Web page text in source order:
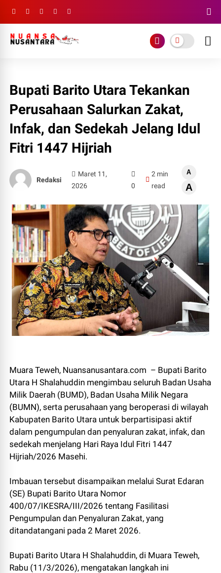
Bupati Barito Utara Tekankan
Perusahaan Salurkan Zakat,
Infak, dan Sedekah Jelang Idul
Fitri 1447 Hijriah
Redaksi
Maret 11,
2026
0
2 min
read
A
A
Muara Teweh, Nuansanusantara.com – Bupati Barito
Utara H Shalahuddin mengimbau seluruh Badan Usaha
Milik Daerah (BUMD), Badan Usaha Milik Negara
(BUMN), serta perusahaan yang beroperasi di wilayah
Kabupaten Barito Utara untuk berpartisipasi aktif
dalam pengumpulan dan penyaluran zakat, infak, dan
sedekah menjelang Hari Raya Idul Fitri 1447
Hijriah/2026 Masehi.
Imbauan tersebut disampaikan melalui Surat Edaran
(SE) Bupati Barito Utara Nomor
400/07/IKESRA/III/2026 tentang Fasilitasi
Pengumpulan dan Penyaluran Zakat, yang
ditandatangani pada 2 Maret 2026.
Bupati Barito Utara H Shalahuddin, di Muara Teweh,
Rabu (11/3/2026), mengatakan langkah ini